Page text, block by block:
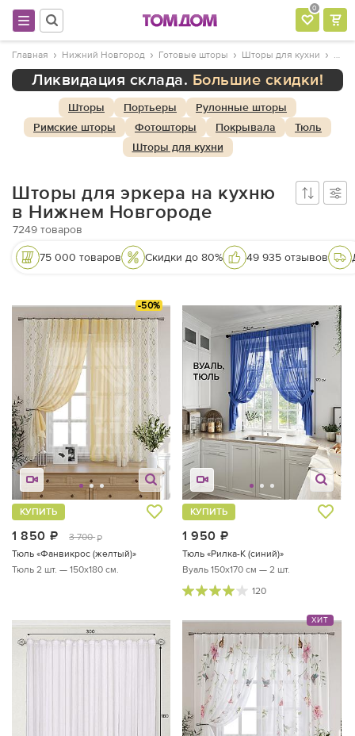
0
Главная Нижний Новгород Готовые шторы Шторы для кухни
Ликвидация склада. Большие скидки!
Шторы Портьеры
Рулонные шторы
Римские шторы
Фотошторы Покрывала
Тюль
Шторы для кухни
Шторы для эркера на кухню
в Нижнем Новгороде
7249 товаров
75 000 товаров Скидки до 80% 49 935 отзывов
-50%
1 850 руб.
3 700 руб.
КУПИТЬ
Тюль «Фанвикрос (желтый)»
Тюль 2 шт. — 150х180 см.
1 950
КУПИТЬ
Тюль «Рилка-К (синий)»
Вуаль 150х170 см — 2 шт.
120
ХИТ